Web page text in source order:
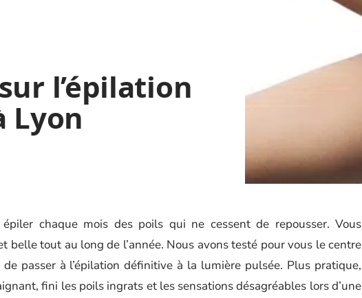
l’épilation
Lyon
chaque mois des poils qui ne cessent de repousser. Vous
belle tout au long de l’année. Nous avons testé pour vous le centre
passer à l’épilation définitive à la lumière pulsée. Plus pratique,
fini les poils ingrats et les sensations désagréables lors d’une